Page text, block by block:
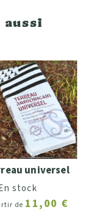
aussi
universel
stock
de 11,00 €